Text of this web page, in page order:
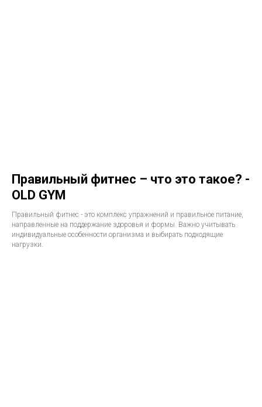
Правильный фитнес – что это такое? -
OLD GYM
Правильный фитнес - это комплекс упражнений и правильное питание,
направленные на поддержание здоровья и формы. Важно учитывать
индивидуальные особенности организма и выбирать подходящие
нагрузки.